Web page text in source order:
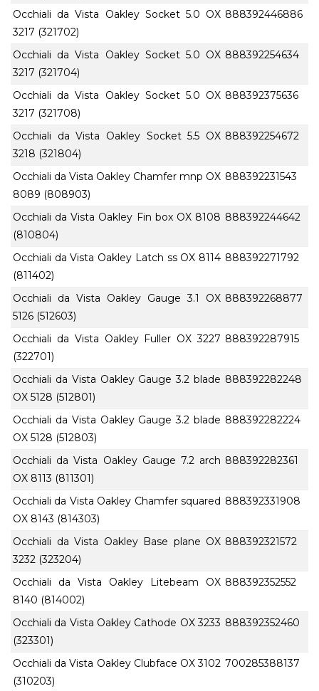
Occhiali da Vista Oakley Socket 5.0 OX
3217 (321702)
888392446886
Occhiali da Vista Oakley Socket 5.0 OX
3217 (321704)
888392254634
Occhiali da Vista Oakley Socket 5.0 OX
3217 (321708)
888392375636
Occhiali da Vista Oakley Socket 5.5 OX
3218 (321804)
888392254672
Occhiali da Vista Oakley Chamfer mnp OX
8089 (808903)
888392231543
Occhiali da Vista Oakley Fin box OX 8108
(810804)
888392244642
Occhiali da Vista Oakley Latch ss OX 8114
(811402)
888392271792
Occhiali da Vista Oakley Gauge 3.1 OX
5126 (512603)
888392268877
Occhiali da Vista Oakley Fuller OX 3227
(322701)
888392287915
Occhiali da Vista Oakley Gauge 3.2 blade
OX 5128 (512801)
888392282248
Occhiali da Vista Oakley Gauge 3.2 blade
OX 5128 (512803)
888392282224
Occhiali da Vista Oakley Gauge 7.2 arch
OX 8113 (811301)
888392282361
Occhiali da Vista Oakley Chamfer squared
OX 8143 (814303)
888392331908
Occhiali da Vista Oakley Base plane OX
3232 (323204)
888392321572
Occhiali da Vista Oakley Litebeam OX
8140 (814002)
888392352552
Occhiali da Vista Oakley Cathode OX 3233
(323301)
888392352460
Occhiali da Vista Oakley Clubface OX 3102
(310203)
700285388137